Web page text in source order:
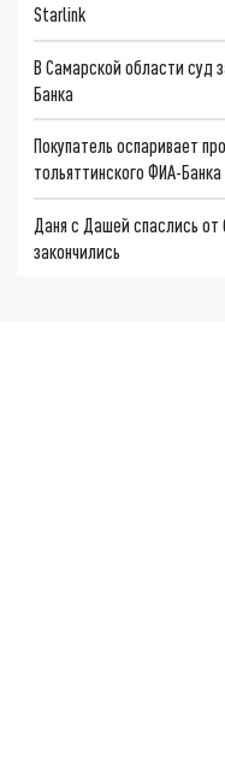
Starlink
В Самарской области суд
Банка
Покупатель оспаривает
тольяттинского ФИА-Банка
Даня с Дашей спаслись
закончились